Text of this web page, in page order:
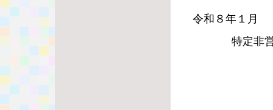
令和８年１月
特定非